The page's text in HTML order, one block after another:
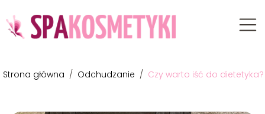
Strona główna / Odchudzanie / Czy warto iść do dietetyka?